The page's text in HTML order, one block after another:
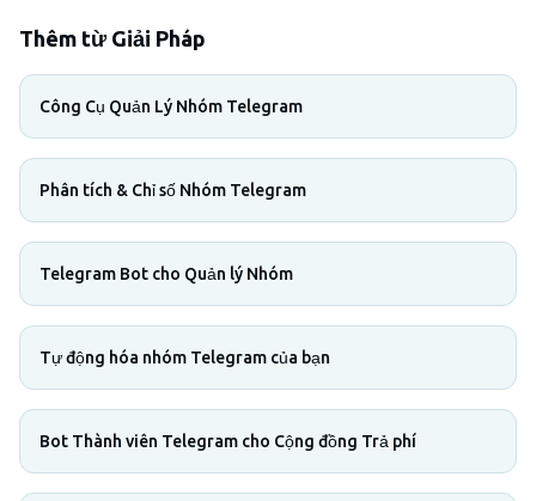
Thêm từ Giải Pháp
Công Cụ Quản Lý Nhóm Telegram
Phân tích & Chỉ số Nhóm Telegram
Telegram Bot cho Quản lý Nhóm
Tự động hóa nhóm Telegram của bạn
Bot Thành viên Telegram cho Cộng đồng Trả phí